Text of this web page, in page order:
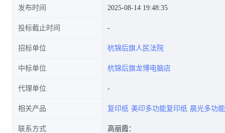
发布时间 2025-08-14 19:48:35
投标截止时间
招标单位 杭锦后旗人民法院
中标单位 杭锦后旗龙博电脑店
代理单位
相关产品 复印纸 美印多功能复印纸 晨光多功
联系方式 高丽霞：